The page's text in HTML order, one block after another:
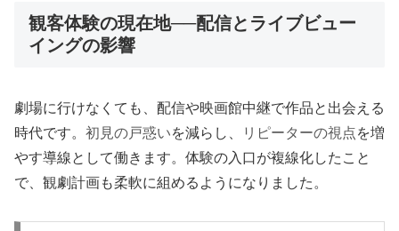
観客体験の現在地──配信とライブビュー
イングの影響
劇場に行けなくても、配信や映画館中継で作品と出会える
時代です。 初見の戸惑いを減らし、 リピーターの視点を増
やす導線として働きます。体験の入口が複線化したこと
で、観劇計画も柔軟に組めるようになりました。